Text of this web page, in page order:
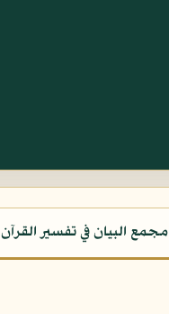
مجمع البيان في تفسير القرآن